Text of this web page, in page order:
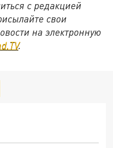
с редакцией
свои
на электронную
.